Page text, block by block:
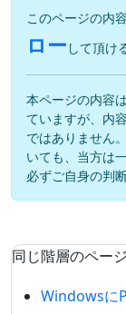
このページの内
ロー して頂け
本ページの内容
ていますが、内
ではありません
いても、当方は
必ずご自身の判
同じ階層のページ
Windowsに